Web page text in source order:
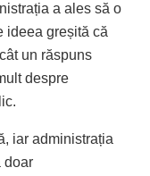
a ales să o
ideea greșită că
un răspuns
despre
iar administrația
doar